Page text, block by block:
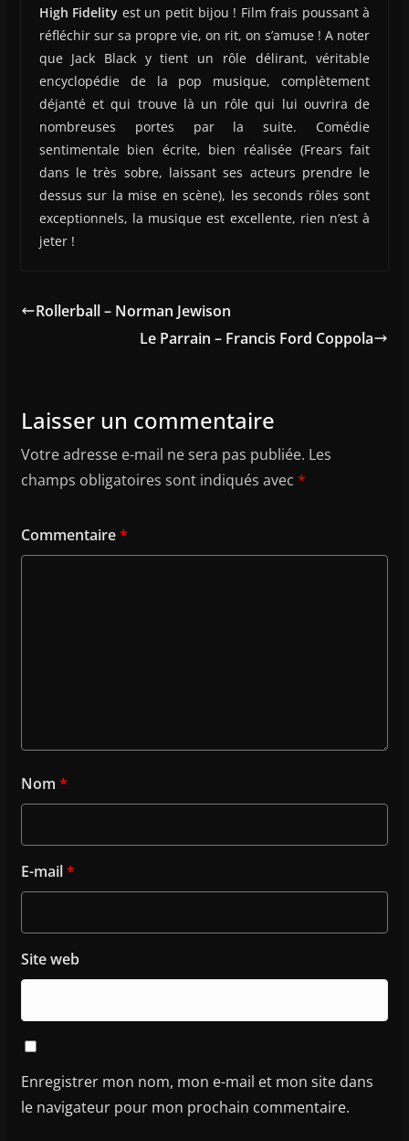
High Fidelity est un petit bijou ! Film frais poussant à
réfléchir sur sa propre vie, on rit, on s’amuse ! A noter
que Jack Black y tient un rôle délirant, véritable
encyclopédie de la pop musique, complètement
déjanté et qui trouve là un rôle qui lui ouvrira de
nombreuses portes par la suite. Comédie
sentimentale bien écrite, bien réalisée (Frears fait
dans le très sobre, laissant ses acteurs prendre le
dessus sur la mise en scène), les seconds rôles sont
exceptionnels, la musique est excellente, rien n’est à
jeter !
Rollerball – Norman Jewison
Le Parrain – Francis Ford Coppola
Laisser un commentaire
Votre adresse e-mail ne sera pas publiée. Les
champs obligatoires sont indiqués avec *
Commentaire*
Nom *
E-mail*
Site web
Enregistrer mon nom, mon e-mail et mon site dans
le navigateur pour mon prochain commentaire.